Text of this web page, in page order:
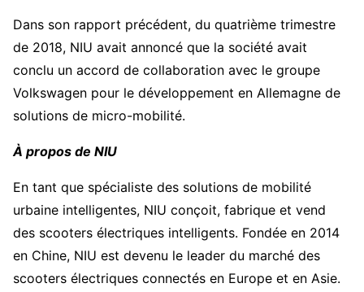
Dans son rapport précédent, du quatrième trimestre
de 2018, NIU avait annoncé que la société avait
conclu un accord de collaboration avec le groupe
Volkswagen pour le développement en Allemagne de
solutions de micro-mobilité.
À propos de NIU
En tant que spécialiste des solutions de mobilité
urbaine intelligentes, NIU conçoit, fabrique et vend
des scooters électriques intelligents. Fondée en 2014
en Chine, NIU est devenu le leader du marché des
scooters électriques connectés en Europe et en Asie.